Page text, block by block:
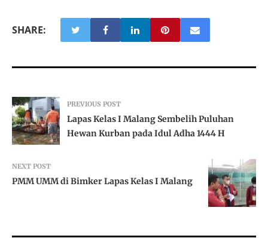
SHARE:
PREVIOUS POST
Lapas Kelas I Malang Sembelih Puluhan
Hewan Kurban pada Idul Adha 1444 H
NEXT POST
PMM UMM di Bimker Lapas Kelas I Malang